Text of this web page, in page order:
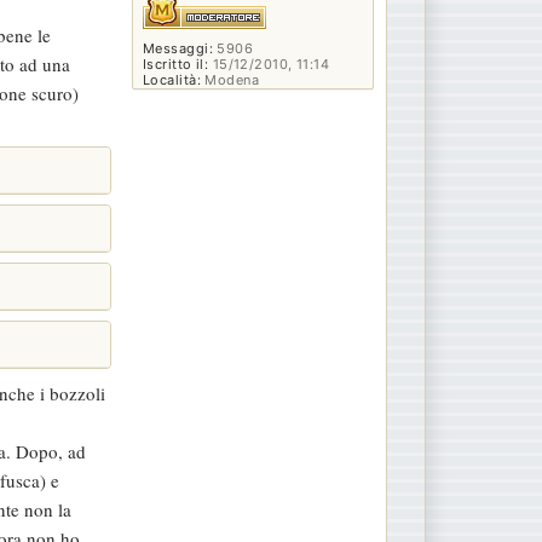
Messaggi: 5906
Iscritto il: 15/12/2010, 11:14
Località: Modena
le
ad una
scuro)
i bozzoli
Dopo, ad
e
non la